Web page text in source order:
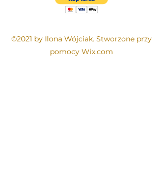
©2021 by Ilona Wójciak. Stworzone przy
pomocy Wix.com